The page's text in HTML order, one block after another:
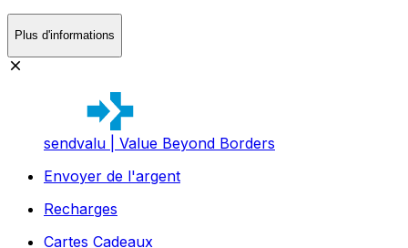
Plus d'informations
sendvalu | Value Beyond Borders
Envoyer de l'argent
Recharges
Cartes Cadeaux